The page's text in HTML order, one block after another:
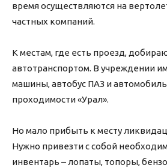
время осуществляются на
частных компаний.
К местам, где есть проезд,
автотранспортом. В учреждении
машины, автобус ПАЗ и
проходимости «Урал».
Но мало прибыть к месту
Нужно привезти с собой
инвентарь – лопаты, топоры,